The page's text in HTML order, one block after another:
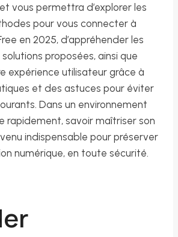
vous permettra d’explorer les
pour vous connecter à
en 2025, d’appréhender les
proposées, ainsi que
expérience utilisateur grâce à
et des astuces pour éviter
Dans un environnement
rapidement, savoir maîtriser son
indispensable pour préserver
numérique, en toute sécurité.